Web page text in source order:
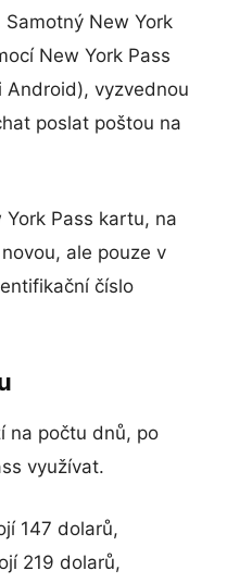
Samotný New York
New York Pass
Android), vyzvednou
poslat poštou na
Pass kartu, na
ale pouze v
číslo
na počtu dnů, po
využívat.
147 dolarů,
219 dolarů,